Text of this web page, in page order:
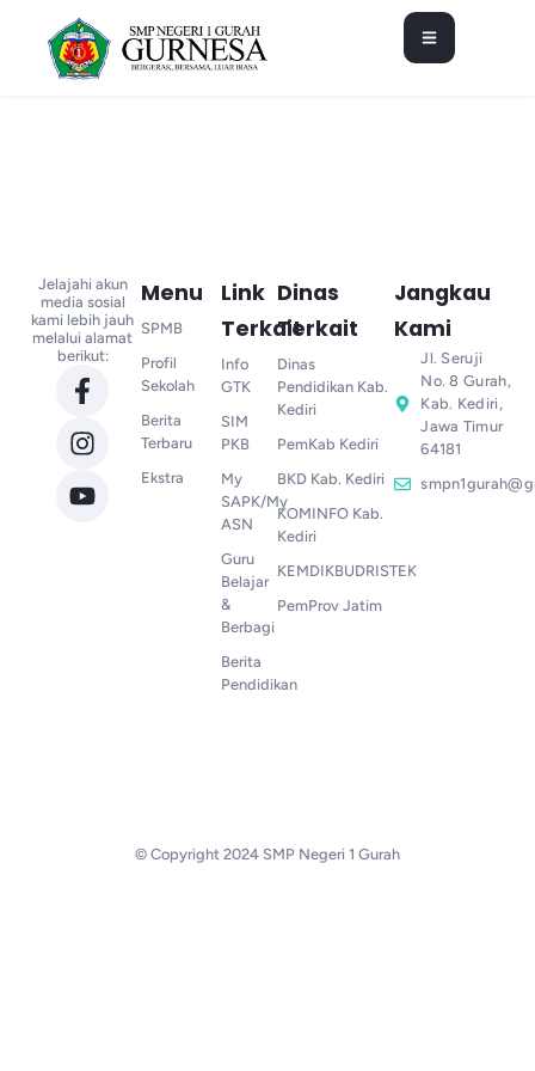
Jelajahi akun
media sosial
kami lebih jauh
melalui alamat
berikut:
Menu
SPMB
Profil
Sekolah
Berita
Terbaru
Ekstra
Link
Terkait
Info
GTK
SIM
PKB
My
SAPK/My
ASN
Guru
Belajar
&
Berbagi
Berita
Pendidikan
Dinas
Terkait
Dinas
Pendidikan Kab.
Kediri
PemKab Kediri
BKD Kab. Kediri
KOMINFO Kab.
Kediri
KEMDIKBUDRISTEK
PemProv Jatim
Jangkau
Kami
Jl. Seruji
No. 8 Gurah,
Kab. Kediri,
Jawa Timur
64181
© Copyright 2024 SMP Negeri 1 Gurah